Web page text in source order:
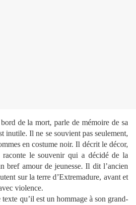
de la mort, parle de mémoire de sa
inutile. Il ne se souvient pas seulement,
en costume noir. Il décrit le décor,
raconte le souvenir qui a décidé de la
bref amour de jeunesse. Il dit l’ancien
sur la terre d’Extremadure, avant et
violence.
qu’il est un hommage à son grand-